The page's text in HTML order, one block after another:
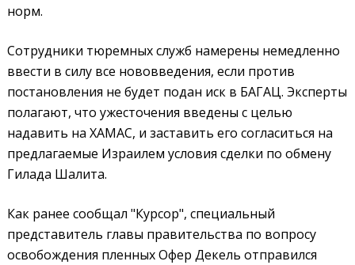
норм.
Сотрудники тюремных служб намерены немедленно
ввести в силу все нововведения, если против
постановления не будет подан иск в БАГАЦ. Эксперты
полагают, что ужесточения введены с целью
надавить на ХАМАС, и заставить его согласиться на
предлагаемые Израилем условия сделки по обмену
Гилада Шалита.
Как ранее сообщал "Курсор", специальный
представитель главы правительства по вопросу
освобождения пленных ОферДекель отправился